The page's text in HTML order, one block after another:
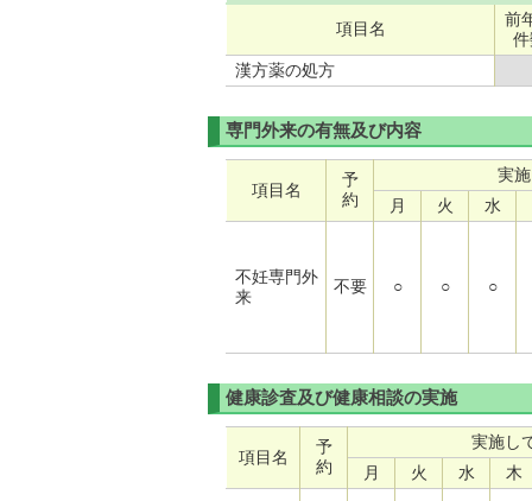
項目名
前
漢方薬の処方
専門外来の有無及び内容
項目名
予
約
実
月
火 水
不妊専門外
来
不要 ○ ○ ○
健康診査及び健康相談の実施
項目名
予
約
実施し
月
火 水 木